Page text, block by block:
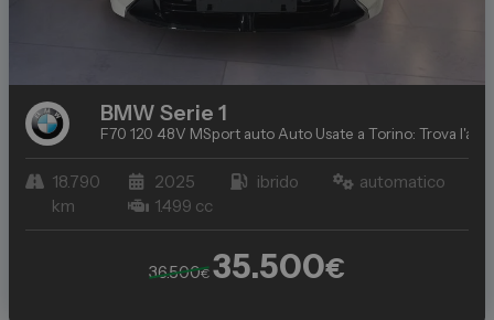
BMWSerie 1
F70 120 48V MSport autoAuto Usate a Torino: Trova
18.790
km
2025 ibrido
automatico
1.499 cc
36.500€ 35.500€